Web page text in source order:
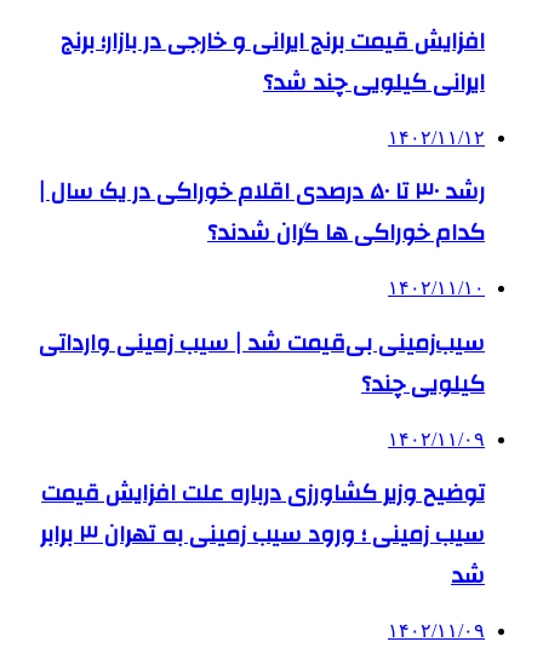
افزایش قیمت برنج ایرانی و خارجی در بازار؛ برنج
ایرانی کیلویی چند شد؟
۱۴۰۲/۱۱/۱۲
رشد ۳۰ تا ۵۰ درصدی اقلام خوراکی در یک سال |
کدام خوراکی‌ ها گران شدند؟
۱۴۰۲/۱۱/۱۰
سیب‌زمینی بی‌قیمت شد | سیب زمینی وارداتی
کیلویی چند؟
۱۴۰۲/۱۱/۰۹
توضیح وزیر کشاورزی درباره علت افزایش قیمت
سیب زمینی ؛ ورود سیب زمینی به تهران ۳ برابر
شد
۱۴۰۲/۱۱/۰۹